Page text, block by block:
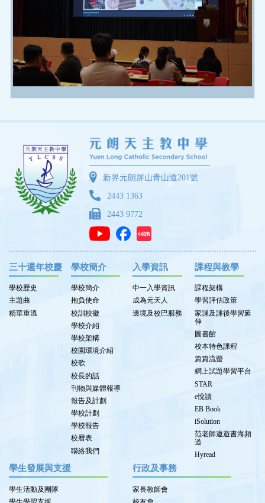
新界元朗屏山青山道201號
2443 1363
2443 9772
三十週年校慶
學校歷史
主題曲
精華重溫
學校簡介
學校簡介
抱負使命
校訓校徽
學校介紹
學校架構
校園環境介紹
校歌
校長的話
刊物與媒體報導
報告及計劃
學校計劃
學校報告
校曆表
聯絡我們
入學資訊
中一入學資訊
成為元天人
邊境及校巴服務
課程與教學
課程架構
學習評估政策
家課及課後學習延
伸
圖書館
校本特色課程
篇篇流螢
網上試題學習平台
STAR
e悅讀
EB Book
iSolution
范老師遨遊書海頻
道
Hyread
學生發展與支援
學生活動及團隊
行政及事務
家長教師會